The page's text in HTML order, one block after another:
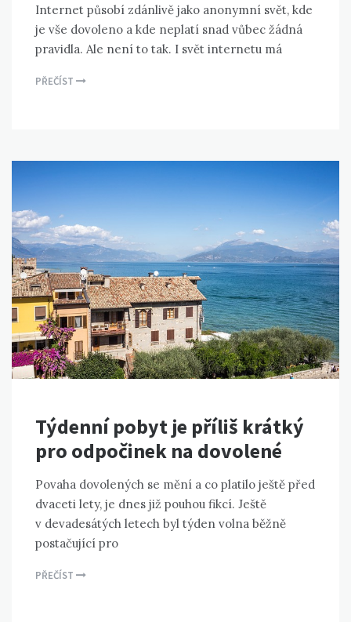
Internet působí zdánlivě jako anonymní svět, kde
je vše dovoleno a kde neplatí snad vůbec žádná
pravidla. Ale není to tak. I svět internetu má
PŘEČÍST
Týdenní pobyt je příliš krátký
pro odpočinek na dovolené
Povaha dovolených se mění a co platilo ještě před
dvaceti lety, je dnes již pouhou fikcí. Ještě
v devadesátých letech byl týden volna běžně
postačující pro
PŘEČÍST